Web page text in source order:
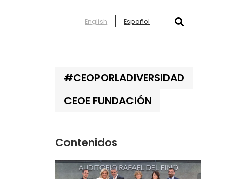
English Español
#CEOPORLADIVERSIDAD
CEOE FUNDACIÓN
Contenidos